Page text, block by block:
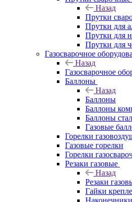
Назад
Прутки
Прутки для
Прутки для
Прутки для
Газосварочное
Назад
Газосварочное
Баллоны
Назад
Баллоны
Баллоны
Баллоны
Газовые
Горелки
Газовые горелки
Горелки
Резаки газовые
Назад
Резаки
Гайки